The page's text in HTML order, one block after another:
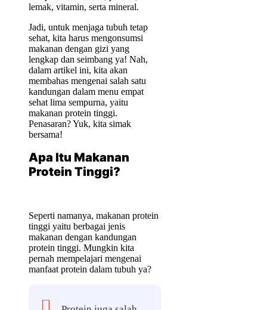
lemak, vitamin, serta mineral.
Jadi, untuk menjaga tubuh tetap
sehat, kita harus mengonsumsi
makanan dengan gizi yang
lengkap dan seimbang ya! Nah,
dalam artikel ini, kita akan
membahas mengenai salah satu
kandungan dalam menu empat
sehat lima sempurna, yaitu
makanan protein tinggi.
Penasaran? Yuk, kita simak
bersama!
Apa Itu Makanan
Protein Tinggi?
Seperti namanya, makanan protein
tinggi yaitu berbagai jenis
makanan dengan kandungan
protein tinggi. Mungkin kita
pernah mempelajari mengenai
manfaat protein dalam tubuh ya?